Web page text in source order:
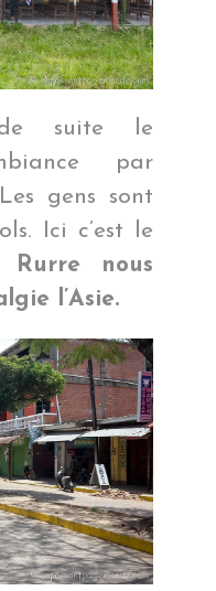
suite le
par
gens sont
Ici c’est le
Rurre nous
l’Asie.